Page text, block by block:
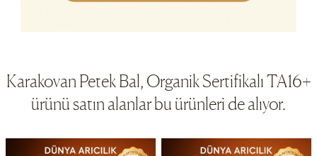
Karakovan Petek Bal, Organik Sertifikalı TA16+
ürünü satın alanlar bu ürünleri de alıyor.